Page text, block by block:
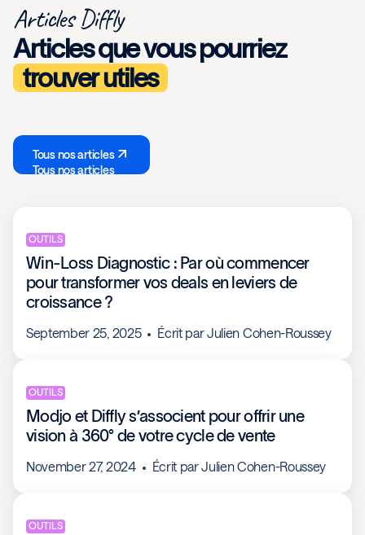
Articles Diffly
Articles que vous pourriez
trouver utiles
Tous nos articles
Tous nos articles
OUTILS
Win-Loss Diagnostic : Par où commencer
pour transformer vos deals en leviers de
croissance ?
September 25, 2025 Écrit parJulien Cohen-Roussey
OUTILS
Modjo et Diffly s’associent pour offrir une
vision à 360° de votre cycle de vente
November 27, 2024 Écrit parJulien Cohen-Roussey
OUTILS